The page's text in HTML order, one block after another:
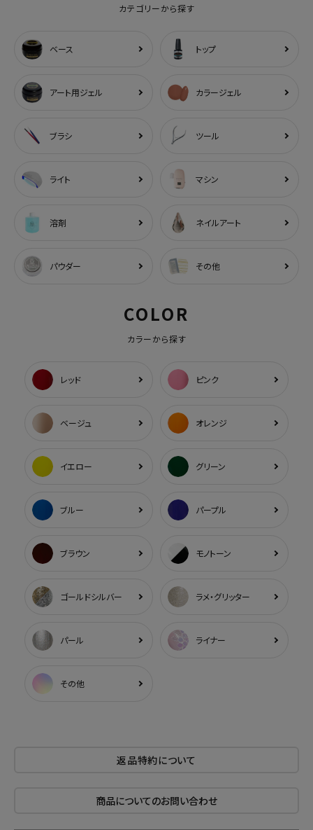
カテゴリーから探す
ベース トップ
アート用ジェル カラージェル
ブラシ ツール
ライト マシン
溶剤 ネイルアート
パウダー その他
COLOR
カラーから探す
レッド ピンク
ベージュ オレンジ
イエロー グリーン
ブルー パープル
ブラウン モノトーン
ゴールドシルバー ラメ・グリッター
パール ライナー
その他
返品特約について
商品についてのお問い合わせ